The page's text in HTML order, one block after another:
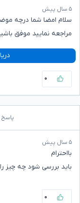
۵ سال پیش
سلام امضا شما درچه
مراجعه نمایید موفق
۰
پاسخ
۵ سال پیش
بااحترام
باید بررسی شود چه چیز
۰